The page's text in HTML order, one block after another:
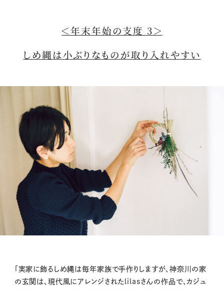
＜年末年始の支度 3＞
しめ縄は小ぶりなものが取り入れやすい
「実家に飾るしめ縄は毎年家族で手作りしますが、神奈川の家
の玄関は、現代風にアレンジされたlilasさんの作品で、カジュ